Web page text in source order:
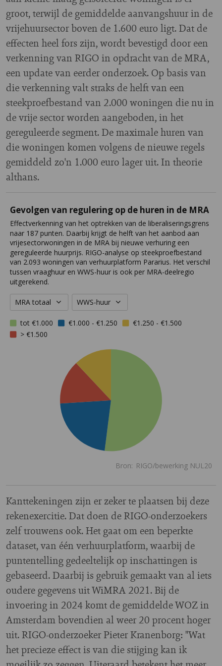
groot, terwijl de gemiddelde aanvangshuur in de
vrijehuursector boven de 1.600 euro ligt. Dat de
effecten heel fors zijn, wordt bevestigd door een
verkenning van RIGO in opdracht van de MRA,
een update van eerder onderzoek. Op basis van
die verkenning valt straks de helft van een
steekproefbestand van 2.000 woningen die nu in
de vrije sector worden aangeboden, in het
gereguleerde segment. De maximale huren van
die woningen komen volgens de nieuwe regels
gemiddeld zo'n 1.000 euro lager uit. In theorie
althans.
Kanttekeningen zijn er zeker te plaatsen bij deze
rekenexercitie. Dat doen de RIGO-onderzoekers
zelf trouwens ook. Het gaat om een beperkte
dataset, van één verhuurplatform, waarbij de
puntentelling gedeeltelijk op inschattingen is
gebaseerd. Daarbij is gebruik gemaakt van al iets
oudere gegevens uit WiMRA 2021. Bij de
invoering in 2024 komt de gemiddelde WOZ in
Amsterdam bovendien al weer 20 procent hoger
uit. RIGO-onderzoeker Pieter Kranenborg: "Wat
het precieze effect is van die stijging kan ik